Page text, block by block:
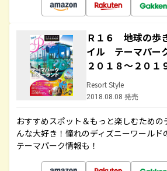
Ｒ１６ 地球の歩
イル テーマパー
２０１８～２０１
Resort Style
2018.08.08 発売
おすすめスポット＆もっと楽しむため
んな大好き！憧れのディズニーワール
テーマパーク情報も！